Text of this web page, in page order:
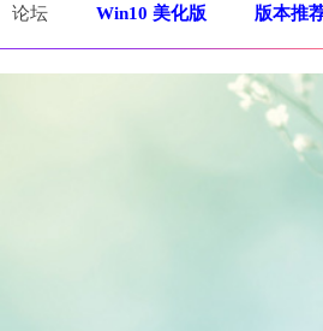
论坛 Win10 美化版 版本推